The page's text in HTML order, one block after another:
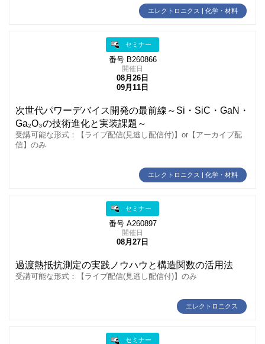
エレクトロニクス | 化学・材料
セミナー
番号 B260866
開催日
08月26日
09月11日
次世代パワーデバイス開発の最前線～Si・SiC・GaN・
Ga₂O₃の技術進化と実装課題～
受講可能な形式：【ライブ配信(見逃し配信付)】or【アーカイブ配
信】のみ
エレクトロニクス | 化学・材料
セミナー
番号 A260897
開催日
08月27日
過渡熱抵抗測定の実践ノウハウと構造関数の活用法
受講可能な形式：【ライブ配信(見逃し配信付)】のみ
エレクトロニクス
セミナー